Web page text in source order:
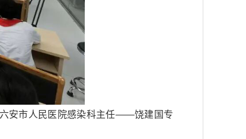
六安市人民医院感染科主任——饶建国专